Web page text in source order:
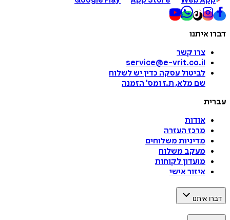
דברו איתנו
צרו קשר
service@e-vrit.co.il
לביטול עסקה כדין יש לשלוח
שם מלא, ת.ז ומס' הזמנה
עברית
אודות
מרכז העזרה
מדיניות משלוחים
מעקב משלוח
מועדון לקוחות
איזור אישי
דברו איתנו